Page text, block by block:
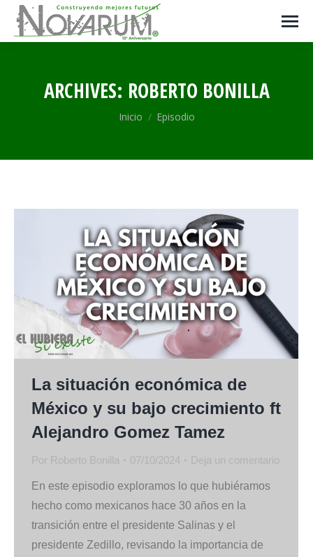
ARCHIVES: ROBERTO BONILLA
Estás aquí:
Inicio Episodio
La situación económica de
México y su bajo crecimiento ft
Alejandro Gomez Tamez
Por Roberto Bonilla 07/10/2024 Deja un comentario
En este episodio exploramos lo que hubiéramos
hecho como mexicanos hace 30 años en la
transición entre el presidente Salinas y el
presidente Zedillo, revisando la importancia de